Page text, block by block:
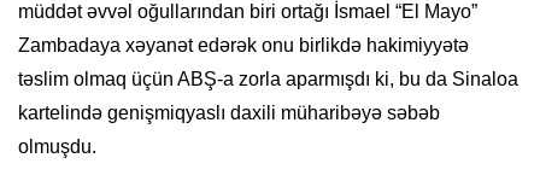
müddət əvvəl oğullarından biri ortağı İsmael “El Mayo”
Zambadaya xəyanət edərək onu birlikdə hakimiyyətə
təslim olmaq üçün ABŞ-a zorla aparmışdı ki, bu da Sinaloa
kartelində genişmiqyaslı daxili müharibəyə səbəb
olmuşdu.